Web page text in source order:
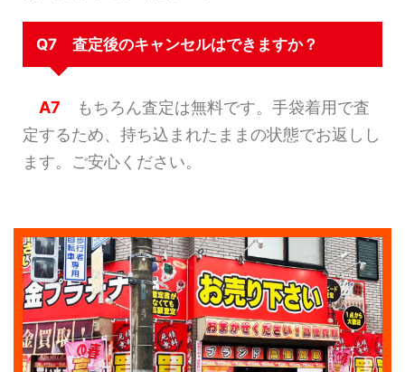
Q7 査定後のキャンセルはできますか？
A7 もちろん査定は無料です。手袋着用で査
定するため、持ち込まれたままの状態でお返しし
ます。ご安心ください。